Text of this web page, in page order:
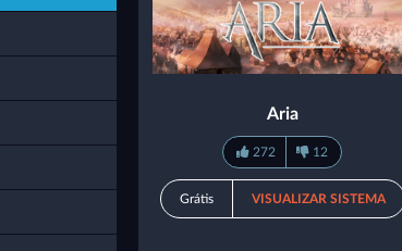
Aria
272 12
Grátis VISUALIZAR SISTEMA